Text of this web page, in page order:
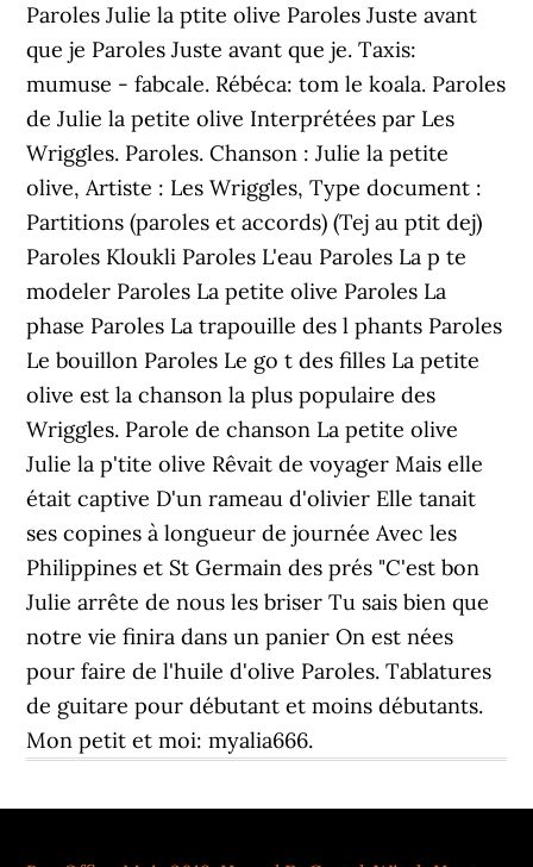
Paroles Julie la ptite olive Paroles Juste avant
que je Paroles Juste avant que je. Taxis:
mumuse - fabcale. Rébéca: tom le koala. Paroles
de Julie la petite olive Interprétées par Les
Wriggles. Paroles. Chanson : Julie la petite
olive, Artiste : Les Wriggles, Type document :
Partitions (paroles et accords) (Tej au ptit dej)
Paroles Kloukli Paroles L'eau Paroles La p te
modeler Paroles La petite olive Paroles La
phase Paroles La trapouille des l phants Paroles
Le bouillon Paroles Le go t des filles La petite
olive est la chanson la plus populaire des
Wriggles. Parole de chanson La petite olive
Julie la p'tite olive Rêvait de voyager Mais elle
était captive D'un rameau d'olivier Elle tanait
ses copines à longueur de journée Avec les
Philippines et St Germain des prés "C'est bon
Julie arrête de nous les briser Tu sais bien que
notre vie finira dans un panier On est nées
pour faire de l'huile d'olive Paroles. Tablatures
de guitare pour débutant et moins débutants.
Mon petit et moi: myalia666.